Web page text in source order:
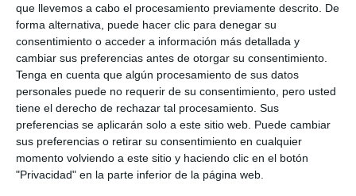
que llevemos a cabo el procesamiento previamente descrito. De
forma alternativa, puede hacer clic para denegar su
consentimiento o acceder a información más detallada y
cambiar sus preferencias antes de otorgar su consentimiento.
Tenga en cuenta que algún procesamiento de sus datos
personales puede no requerir de su consentimiento, pero usted
tiene el derecho de rechazar tal procesamiento. Sus
preferencias se aplicarán solo a este sitio web. Puede cambiar
sus preferencias o retirar su consentimiento en cualquier
momento volviendo a este sitio y haciendo clic en el botón
"Privacidad" en la parte inferior de la página web.
Alonso Moreno y Beatriz Puertas, con la
Andaluza
ACTUALIDAD
Luciano Alonso encabeza la candidatura
socialista al Parlamento andaluz por Málaga
ACTUALIDAD
Alonso salva un punto ‘in extremis’ para el